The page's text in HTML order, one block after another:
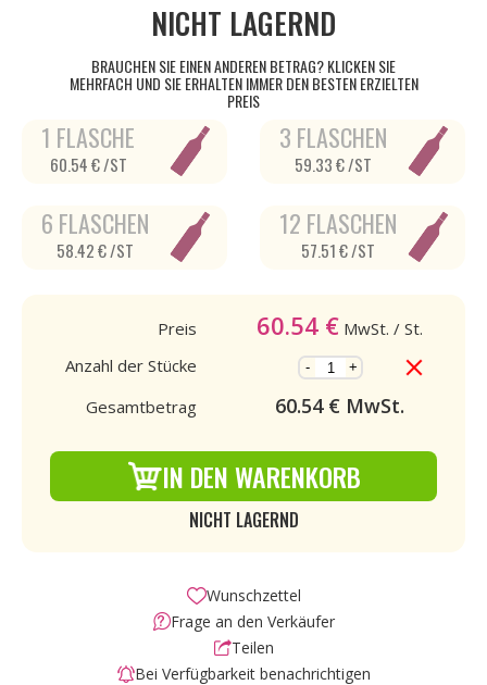
NICHT LAGERND
BRAUCHEN SIE EINEN ANDEREN BETRAG? KLICKEN SIE
MEHRFACH UND SIE ERHALTEN IMMER DEN BESTEN ERZIELTEN
PREIS
1 FLASCHE
60.54 € /ST
3 FLASCHEN
59.33 € /ST
6 FLASCHEN
58.42 € /ST
12 FLASCHEN
57.51 € /ST
Preis 60.54€ MwSt. / St.
Anzahl der Stücke
- +
Gesamtbetrag 60.54€ MwSt.
IN DEN WARENKORB
NICHT LAGERND
Wunschzettel
Frage an den Verkäufer
Teilen
Bei Verfügbarkeit benachrichtigen